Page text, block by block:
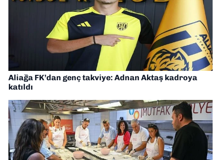
Aliağa FK’dan genç takviye: Adnan Aktaş kadroya
katıldı